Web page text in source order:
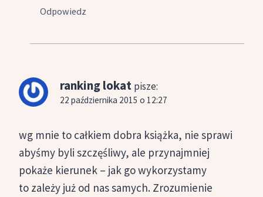
Odpowiedz
ranking lokat pisze:
22 października 2015 o 12:27
wg mnie to całkiem dobra książka, nie sprawi
abyśmy byli szczęśliwy, ale przynajmniej
pokaże kierunek – jak go wykorzystamy
to zależy już od nas samych. Zrozumienie